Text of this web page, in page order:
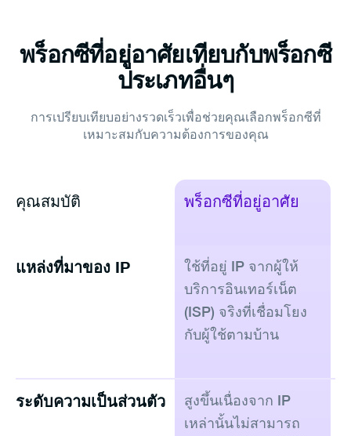
พร็อกซีที่อยู่อาศัยเทียบกับพร็อกซี
ประเภทอื่นๆ
การเปรียบเทียบอย่างรวดเร็วเพื่อช่วยคุณเลือกพร็อกซีที่
เหมาะสมกับความต้องการของคุณ
คุณสมบัติ พร็อกซีที่อยู่อาศัย
แหล่งที่มาของ IP
ใช้ที่อยู่ IP จากผู้ให้
บริการอินเทอร์เน็ต
(ISP) จริงที่เชื่อมโยง
กับผู้ใช้ตามบ้าน
ระดับความเป็นส่วนตัว
สูงขึ้นเนื่องจาก IP
เหล่านั้นไม่สามารถ